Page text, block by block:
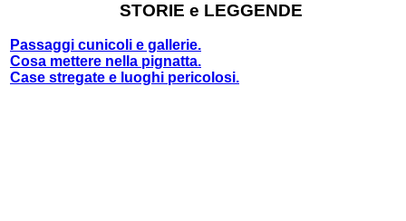
STORIE e LEGGENDE
Passaggi cunicoli e gallerie.
Cosa mettere nella pignatta.
Case stregate e luoghi pericolosi.